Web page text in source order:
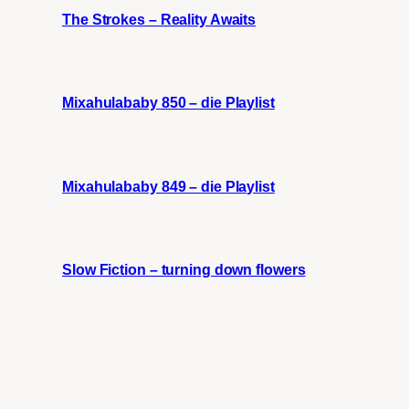
The Strokes – Reality Awaits
Mixahulababy 850 – die Playlist
Mixahulababy 849 – die Playlist
Slow Fiction – turning down flowers